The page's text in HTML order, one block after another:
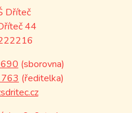
Dříteč
44
(sborovna)
(ředitelka)